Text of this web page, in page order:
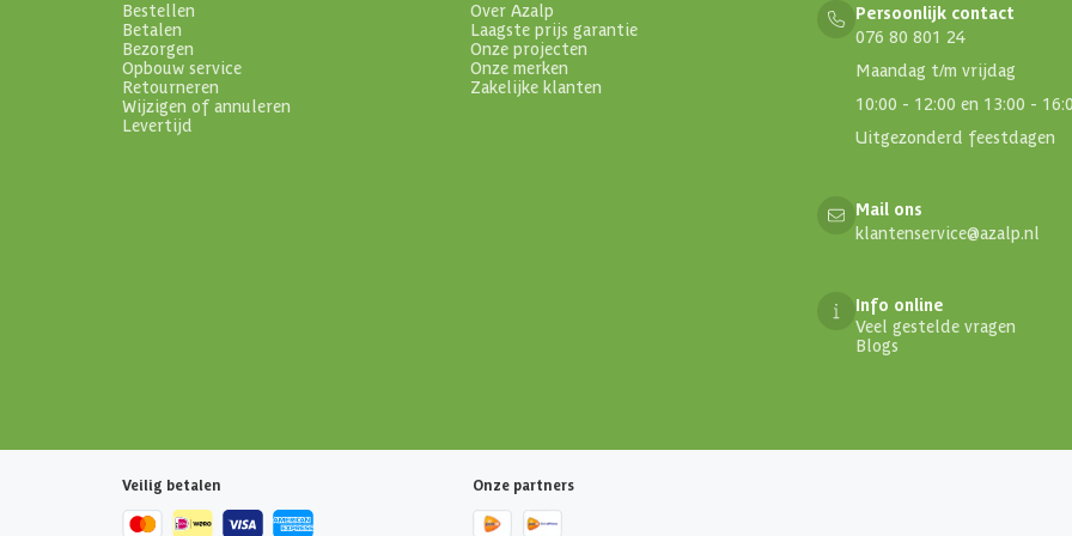
Bestellen
Betalen
Bezorgen
Opbouw service
Retourneren
Wijzigen of annuleren
Levertijd
Over Azalp
Laagste prijs garantie
Onze projecten
Onze merken
Zakelijke klanten
Persoonlijk contact
076 80 801 24
Maandag t/m vrijdag
10:00 - 12:00 en 13:00 -
Uitgezonderd feestdagen
Mail ons
klantenservice@azalp.nl
Info online
Veel gestelde vragen
Blogs
Veilig betalen Onze partners